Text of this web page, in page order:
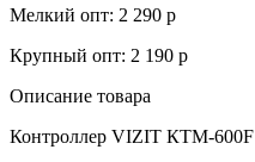
Мелкий опт: 2 290 р
Крупный опт: 2 190 р
Описание товара
Контроллер VIZIT КТМ-600F